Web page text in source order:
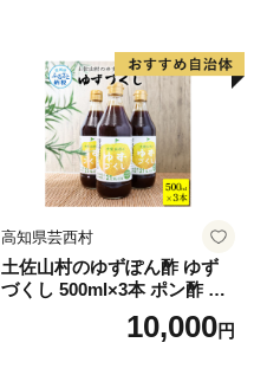
高知県芸西村
土佐山村のゆずぽん酢 ゆず
づくし 500ml×3本 ポン酢 ポ
ンズ ゆず 柚子 調味料 さっぱ
り 美味しい おいしい 鍋 しゃ
10,000円